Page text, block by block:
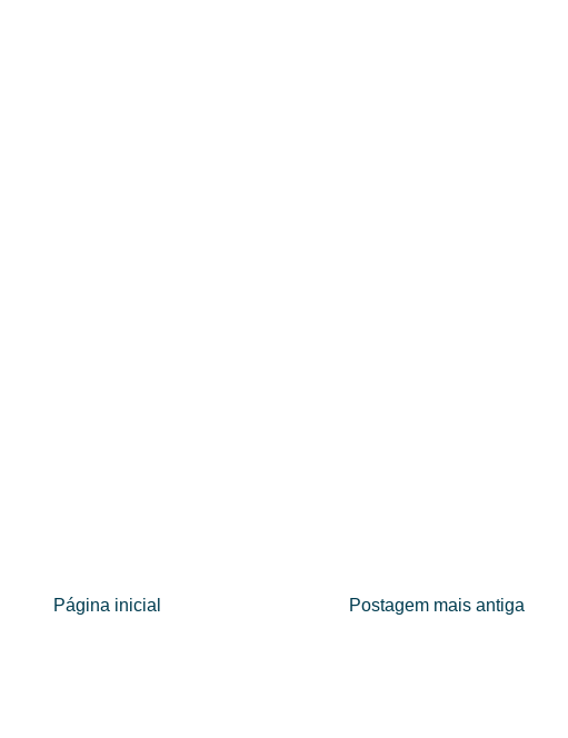
Postagem mais antiga
Página inicial